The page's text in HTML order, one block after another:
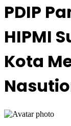
PDIP
HIPMI
Kota